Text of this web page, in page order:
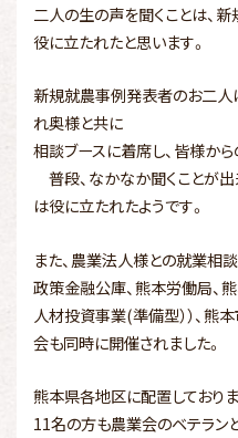
二人の生の声を聞くことは、
役に立たれたと思います。
新規就農事例発表者のお二人
れ奥様と共に
相談ブースに着席し、皆様か
普段、なかなか聞くことが
は役に立たれたようです。
また、農業法人様との就業相
政策金融公庫、熊本労働局、
人材投資事業(準備型））、熊
会も同時に開催されました。
熊本県各地区に配置しており
11名の方も農業会のベテラン